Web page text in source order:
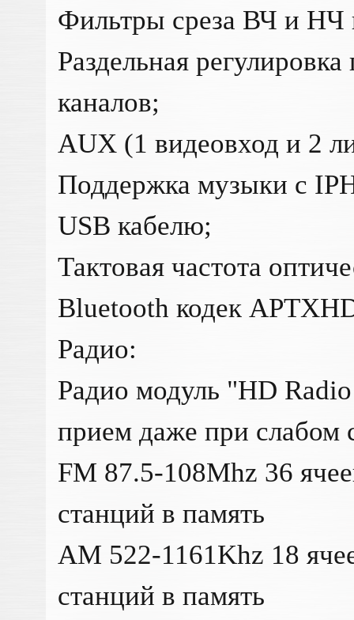
Фильтры среза ВЧ и НЧ
Раздельная
каналов;
AUX (1 видеовход и 2
Поддержка музыки с
USB кабелю;
Тактовая частота
Bluetooth кодек
Радио:
Радио модуль "HD
прием даже при слабом
FM 87.5-108Mhz 36
станций в память
AM 522-1161Khz 18
станций в память